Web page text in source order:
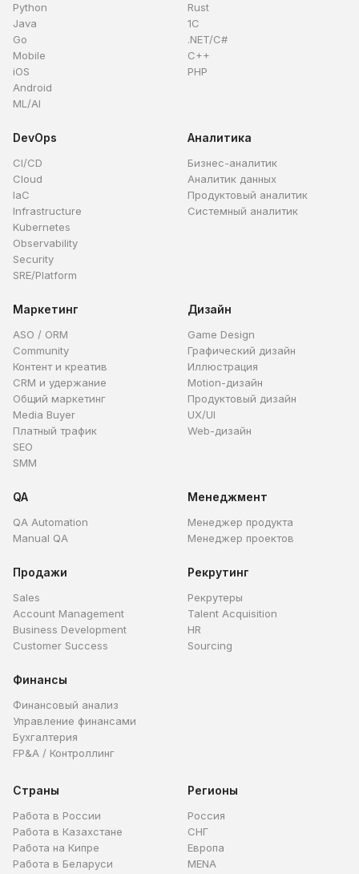
Python
Java
Go
Mobile
iOS
Android
ML/AI
Rust
1C
.NET/C#
C++
PHP
DevOps
CI/CD
Cloud
IaC
Infrastructure
Kubernetes
Observability
Security
SRE/Platform
Аналитика
Бизнес-аналитик
Аналитик данных
Продуктовый аналитик
Системный аналитик
Маркетинг
ASO / ORM
Community
Контент и креатив
CRM и удержание
Общий маркетинг
Media Buyer
Платный трафик
SEO
SMM
Дизайн
Game Design
Графический дизайн
Иллюстрация
Motion-дизайн
Продуктовый дизайн
UX/UI
Web-дизайн
QA
QA Automation
Manual QA
Менеджмент
Менеджер продукта
Менеджер проектов
Продажи
Sales
Account Management
Business Development
Customer Success
Рекрутинг
Рекрутеры
Talent Acquisition
HR
Sourcing
Финансы
Финансовый анализ
Управление финансами
Бухгалтерия
FP&A / Контроллинг
Страны
Работа в России
Работа в Казахстане
Работа на Кипре
Работа в Беларуси
Регионы
Россия
СНГ
Европа
MENA